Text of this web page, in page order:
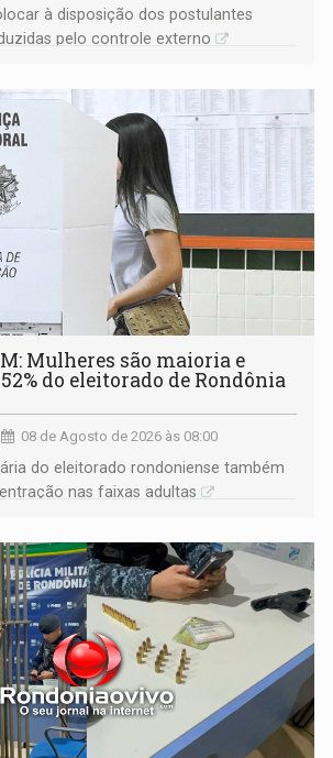
à disposição dos postulantes
pelo controle externo
Mulheres são maioria e
do eleitorado de Rondônia
08 de Agosto de 2026 às 08:00
do eleitorado rondoniense também
nas faixas adultas